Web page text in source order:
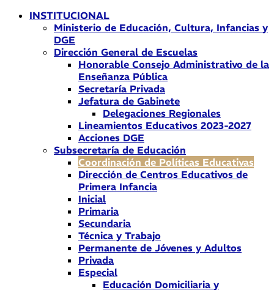
INSTITUCIONAL
Ministerio de Educación, Cultura, Infancias y
DGE
Dirección General de Escuelas
Honorable Consejo Administrativo de la
Enseñanza Pública
Secretaría Privada
Jefatura de Gabinete
Delegaciones Regionales
Lineamientos Educativos 2023-2027
Acciones DGE
Subsecretaría de Educación
Coordinación de Políticas Educativas
Dirección de Centros Educativos de
Primera Infancia
Inicial
Primaria
Secundaria
Técnica y Trabajo
Permanente de Jóvenes y Adultos
Privada
Especial
Educación Domiciliaria y